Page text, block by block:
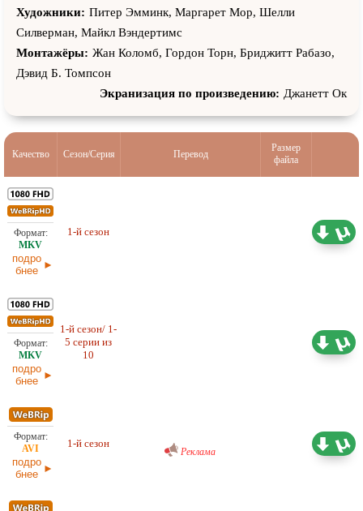
Художники: Питер Эмминк, Маргарет Мор, Шелли
Силверман, Майкл Вэндертимс
Монтажёры: Жан Коломб, Гордон Торн, Бриджитт Рабазо,
Дэвид Б. Томпсон
Экранизация по произведению: Джанетт Ок
Качество Сезон/Серия Перевод
Размер
файла
подро
бнее
1-й сезон
подро
бнее
1-й сезон/ 1-
5 серии из
10
подро
бнее
1-й сезон
Реклама